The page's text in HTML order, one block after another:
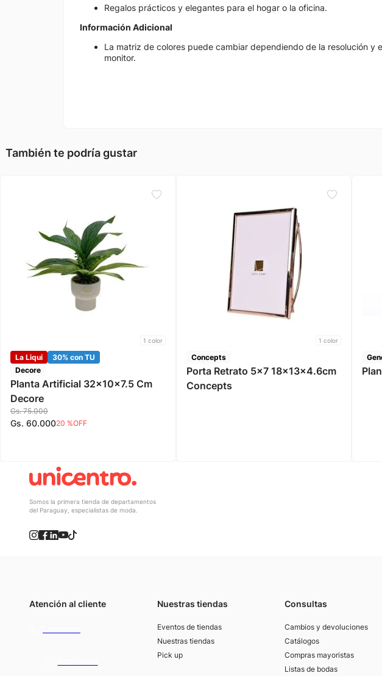
Regalos prácticos y elegantes para el hogar o la oficina.
Información Adicional
La matriz de colores puede cambiar dependiendo de la resolución y
monitor.
También te podría gustar
1 color
La Liqui
30% con TU
Decore
Planta Artificial 32x10x7.5 Cm
Decore
Gs. 75.000
Gs. 60.00020 %OFF
1 color
Concepts
Porta Retrato 5x7 18x13x4.6cm
Concepts
Somos la primera tienda de departamentos
del Paraguay, especialistas de moda.
Atención al cliente
Nuestras tiendas
Eventos de tiendas
Nuestras tiendas
Pick up
Consultas
Cambios y devoluciones
Catálogos
Compras mayoristas
Listas de bodas